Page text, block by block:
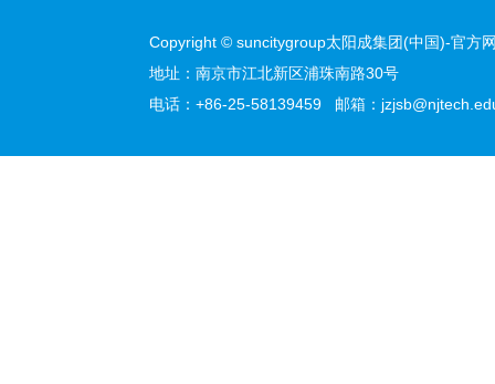
Copyright © suncitygroup太阳成集团(中国)-官方
地址：南京市江北新区浦珠南路30号
电话：+86-25-58139459 邮箱：